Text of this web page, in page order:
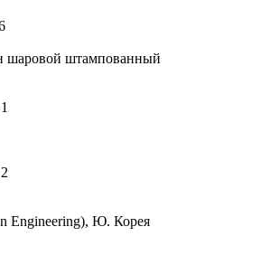
шаровой штампованный
Engineering), Ю. Корея